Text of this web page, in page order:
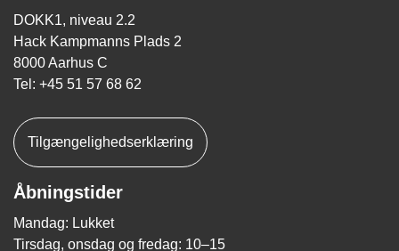
DOKK1, niveau 2.2
Hack Kampmanns Plads 2
8000 Aarhus C
Tel: +45 51 57 68 62
Tilgængelighedserklæring
Åbningstider
Mandag: Lukket
Tirsdag, onsdag og fredag: 10–15